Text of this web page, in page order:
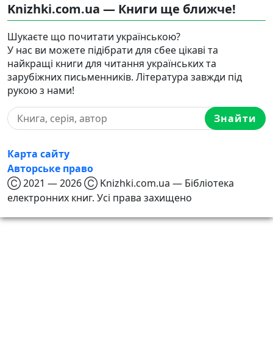
Knizhki.com.ua — Книги ще ближче!
Шукаєте що почитати українською?
У нас ви можете підібрати для сбее цікаві та
найкращі книги для читання українських та
зарубіжних письменників. Література завжди під
рукою з нами!
Знайти
Карта сайту
Авторське право
Ⓒ 2021 — 2026 Ⓒ Knizhki.com.ua — Бібліотека
електронних книг. Усі права захищено